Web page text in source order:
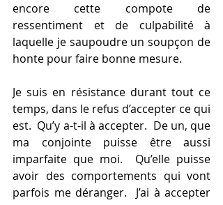
encore cette compote de
ressentiment et de culpabilité à
laquelle je saupoudre un soupçon de
honte pour faire bonne mesure.
Je suis en résistance durant tout ce
temps, dans le refus d’accepter ce qui
est.  Qu’y a-t-il à accepter.  De un, que
ma conjointe puisse être aussi
imparfaite que moi.  Qu’elle puisse
avoir des comportements qui vont
parfois me déranger.  J’ai à accepter